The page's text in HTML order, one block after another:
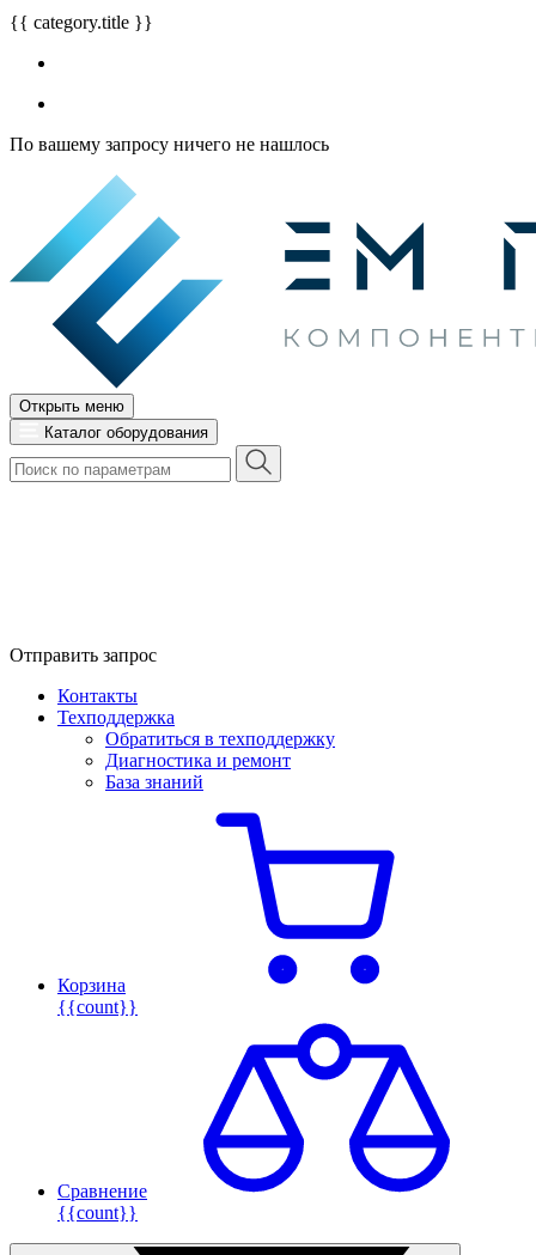
{{ category.title }}
По вашему запросу ничего не нашлось
Открыть меню
Каталог оборудования
Отправить запрос
Контакты
Техподдержка
Обратиться в техподдержку
Диагностика и ремонт
База знаний
Корзина
{{count}}
Сравнение
{{count}}